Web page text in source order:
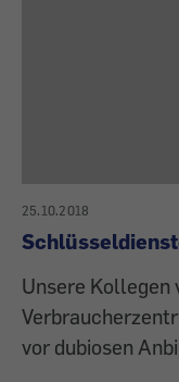
25.10.2018
Unsere Kollegen
vor dubiosen